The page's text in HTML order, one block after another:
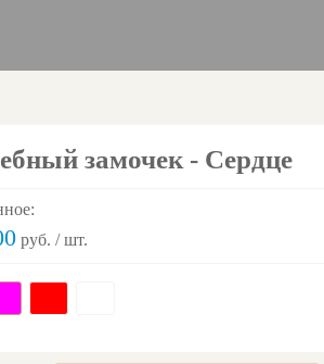
замочек - Сердце
руб. / шт.